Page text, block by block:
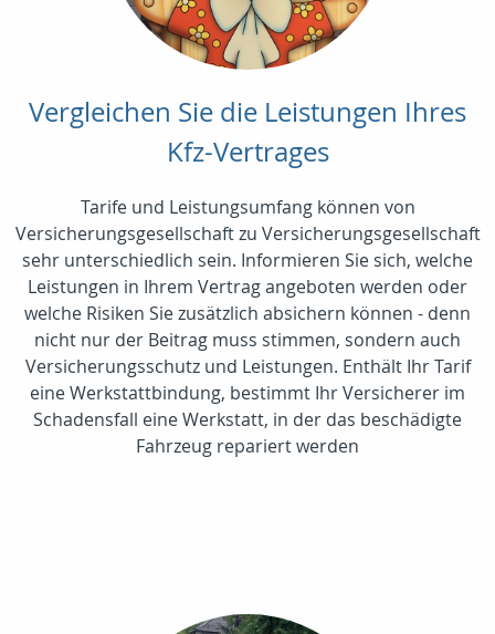
Vergleichen Sie die Leistungen Ihres
Kfz-Vertrages
Tarife und Leistungsumfang können von
Versicherungsgesellschaft zu Versicherungsgesellschaft
sehr unterschiedlich sein. Informieren Sie sich, welche
Leistungen in Ihrem Vertrag angeboten werden oder
welche Risiken Sie zusätzlich absichern können - denn
nicht nur der Beitrag muss stimmen, sondern auch
Versicherungsschutz und Leistungen. Enthält Ihr Tarif
eine Werkstattbindung, bestimmt Ihr Versicherer im
Schadensfall eine Werkstatt, in der das beschädigte
Fahrzeug repariert werden